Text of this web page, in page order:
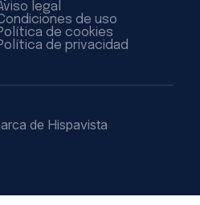
legal
de uso
de cookies
de privacidad
de Hispavista